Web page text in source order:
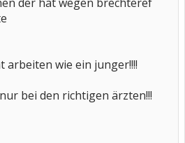
wie ein junger!!!!
bei den richtigen ärzten!!!